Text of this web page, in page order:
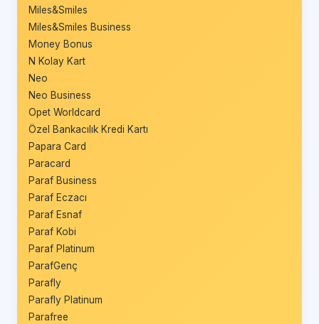
Miles&Smiles
Miles&Smiles Business
Money Bonus
N Kolay Kart
Neo
Neo Business
Opet Worldcard
Özel Bankacılık Kredi Kartı
Papara Card
Paracard
Paraf Business
Paraf Eczacı
Paraf Esnaf
Paraf Kobi
Paraf Platinum
ParafGenç
Parafly
Parafly Platinum
Parafree